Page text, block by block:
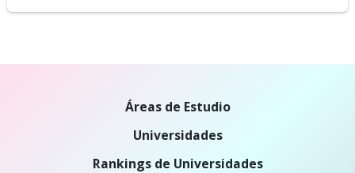
Áreas de Estudio
Universidades
Rankings de Universidades